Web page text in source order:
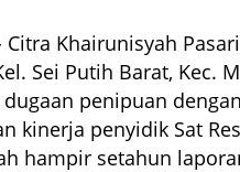
Khairunisyah
Sei Putih Barat, Kec.
penipuan
kinerja penyidik Sat
hampir setahun